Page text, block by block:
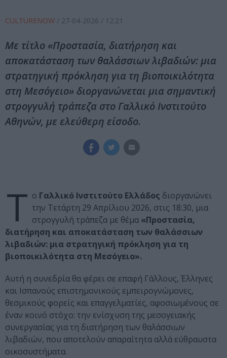
CULTURENOW / 27-04-2026 / 12:21
Με τίτλο «Προστασία, διατήρηση και
αποκατάσταση των θαλάσσιων λιβαδιών: μια
στρατηγική πρόκληση για τη βιοποικιλότητα
στη Μεσόγειο» διοργανώνεται μια σημαντική
στρογγυλή τράπεζα στο Γαλλικό Ινστιτούτο
Αθηνών, με ελεύθερη είσοδο.
Τ ο Γαλλικό Ινστιτούτο Ελλάδος διοργανώνει
την Τετάρτη 29 Απρίλιου 2026, στις 18:30, μια
στρογγυλή τράπεζα με θέμα «Προστασία,
διατήρηση και αποκατάσταση των θαλάσσιων
λιβαδιών: μια στρατηγική πρόκληση για τη
βιοποικιλότητα στη Μεσόγειο».
Αυτή η συνεδρία θα φέρει σε επαφή Γάλλους, Έλληνες
και Ισπανούς επιστημονικούς εμπειρογνώμονες,
θεσμικούς φορείς και επαγγελματίες, αφοσιωμένους σε
έναν κοινό στόχο: την ενίσχυση της μεσογειακής
συνεργασίας για τη διατήρηση των θαλάσσιων
λιβαδιών, που αποτελούν απαραίτητα αλλά εύθραυστα
οικοσυστήματα.